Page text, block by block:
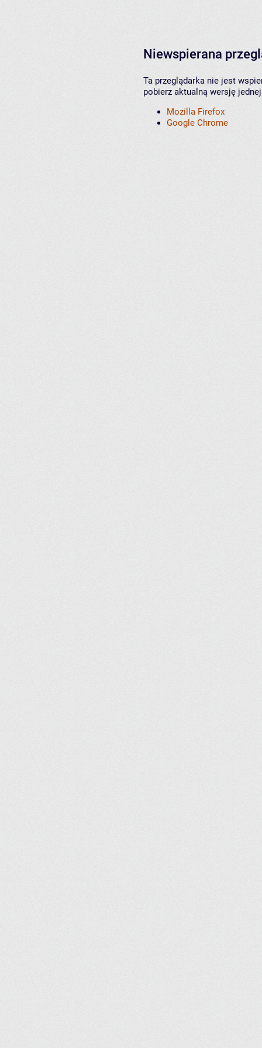
Niewspierana
Ta przeglądarka nie jest
pobierz aktualną wersję
Mozilla Firefox
Google Chrome